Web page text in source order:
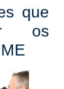
que
os